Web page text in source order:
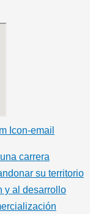
Icon-email
carrera
su territorio
y al desarrollo